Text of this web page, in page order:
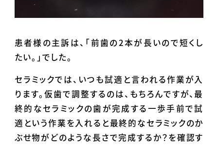
患者様の主訴は、「前歯の2本が長いので短くし
たい。」でした。
セラミックでは、いつも試適と言われる作業が入
ります。仮歯で調整するのは、もちろんですが、最
終的なセラミックの歯が完成する一歩手前で試
適という作業を入れると最終的なセラミックのか
ぶせ物がどのような長さで完成するか？を確認す